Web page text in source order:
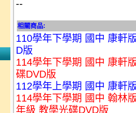
--
相關商品:
110學年下學期 國中 康軒
D版
114學年下學期 國中 康軒
碟DVD版
112學年上學期 國中 康軒
114學年下學期 國中 翰林
年級 教學光碟DVD版